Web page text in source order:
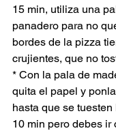
15 min, utiliza una
panadero para no
bordes de la pizza
crujientes, que no
* Con la pala de
quita el papel y
hasta que se
10 min pero debes ir